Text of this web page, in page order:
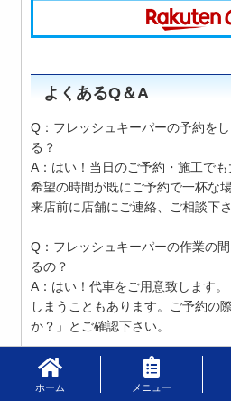
よくあるQ＆A
Q：フレッシュキーパーの予約を
る？
A：はい！当日のご予約・施工で
希望の時間が既にご予約で一杯な
来店前に店舗にご連絡、ご相談下さ
Q：フレッシュキーパーの作業の
るの？
A：はい！代車をご用意致します
しまうこともあります。ご予約の
か？」とご確認下さい。
Q：当日の天気予報が雨だけど、
A：雨の日の施工や、施工後お帰
ホーム メニュー